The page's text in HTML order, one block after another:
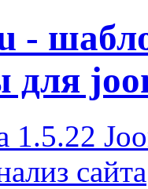
-
для
1.5.22
сайта